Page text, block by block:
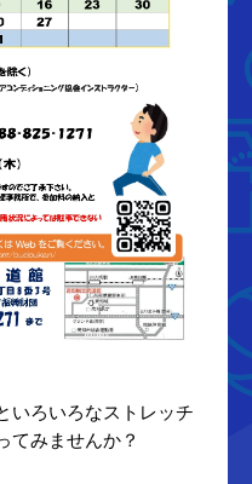
いろいろなストレッチ
てみませんか？